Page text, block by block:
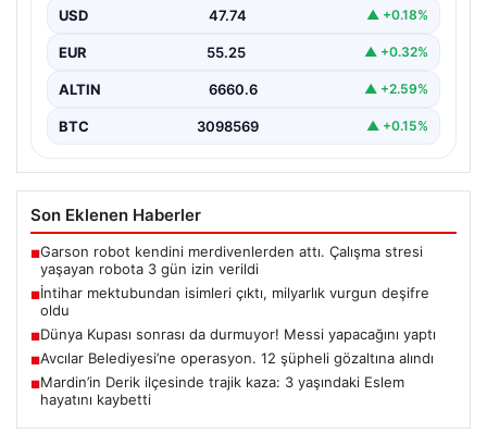
Tefecilik Şebekesi Çözüldü", "content": "Elazığ'da
yaşanan trajik…
USD 47.74 ▲ +0.18%
EUR 55.25 ▲ +0.32%
ALTIN 6660.6 ▲ +2.59%
BTC 3098569 ▲ +0.15%
Son Eklenen Haberler
■Garson robot kendini merdivenlerden attı. Çalışma stresi
yaşayan robota 3 gün izin verildi
■İntihar mektubundan isimleri çıktı, milyarlık vurgun deşifre
oldu
■Dünya Kupası sonrası da durmuyor! Messi yapacağını yaptı
■Avcılar Belediyesi’ne operasyon. 12 şüpheli gözaltına alındı
■Mardin’in Derik ilçesinde trajik kaza: 3 yaşındaki Eslem
hayatını kaybetti